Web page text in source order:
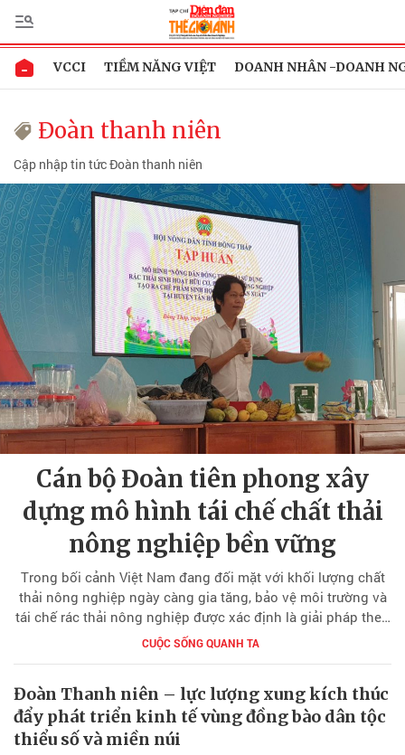
VCCI TIỀM NĂNG VIỆT DOANH NHÂN -DOANH
Đoàn thanh niên
Cập nhập tin tức Đoàn thanh niên
Cán bộ Đoàn tiên phong xây
dựng mô hình tái chế chất thải
nông nghiệp bền vững
Trong bối cảnh Việt Nam đang đối mặt với khối lượng chất
thải nông nghiệp ngày càng gia tăng, bảo vệ môi trường và
tái chế rác thải nông nghiệp được xác định là giải pháp then
chốt nhằm thúc đẩy kinh tế xanh, hạn chế ô nhiễm nguồn
nước, đất đai và không khí. Thanh niên, với sức trẻ, tinh thần
lực lượng nòng cốt, cùng đội ngũ cán bộ Đoàn tiên phong
triển khai các mô hình bảo vệ môi trường tại cơ sở.
CUỘC SỐNG QUANH TA
Đoàn Thanh niên – lực lượng xung kích thúc
đẩy phát triển kinh tế vùng đồng bào dân tộc
thiểu số và miền núi